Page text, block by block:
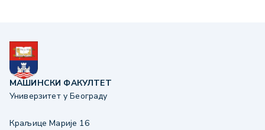
МАШИНСКИ ФАКУЛТЕТ
Универзитет у Београду
Краљице Марије 16